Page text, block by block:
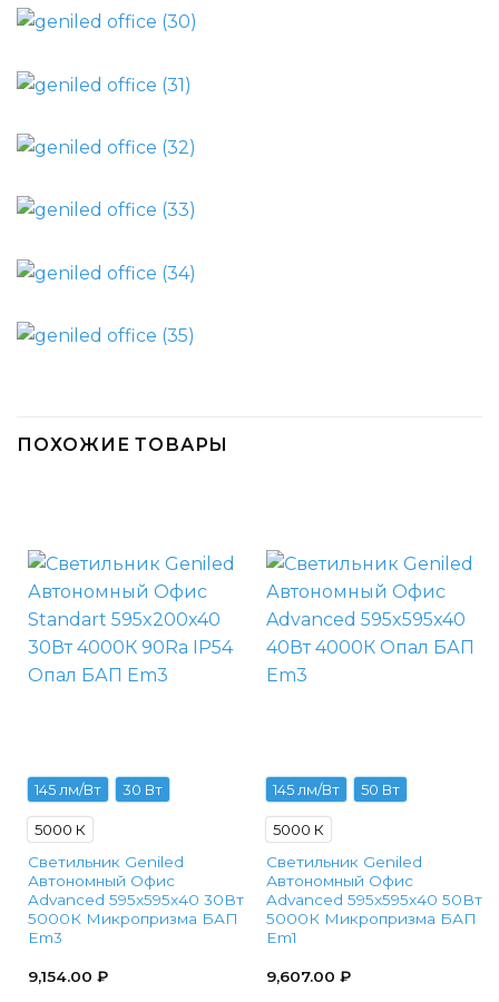
ПОХОЖИЕ ТОВАРЫ
145 лм/Вт 30 Вт
5000 К
Светильник Geniled
Автономный Офис
Advanced 595x595x40 30Вт
5000К Микропризма БАП
Em3
9,154.00 ₽
145 лм/Вт 50 Вт
5000 К
Светильник Geniled
Автономный Офис
Advanced 595x595x40 50Вт
5000К Микропризма БАП
Em1
9,607.00 ₽